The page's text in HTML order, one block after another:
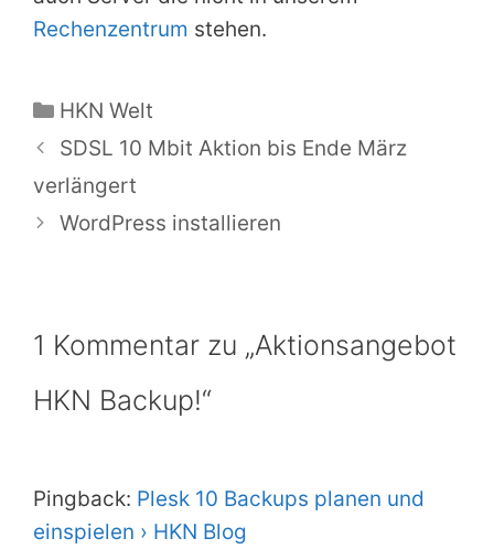
Rechenzentrum stehen.
Kategorien
HKN Welt
SDSL 10 Mbit Aktion bis Ende März
verlängert
WordPress installieren
1 Kommentar zu „Aktionsangebot
HKN Backup!“
Pingback: Plesk 10 Backups planen und
einspielen › HKN Blog